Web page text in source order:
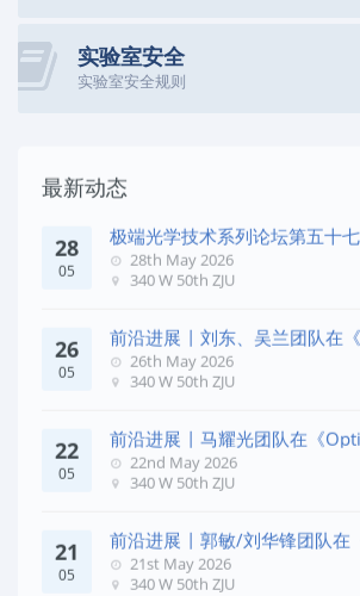
实验室安全
实验室安全规则
最新动态
28
05
极端光学技术系列论坛第五十
28th May 2026
340 W 50th ZJU
26
05
前沿进展 | 刘东、吴兰团队在
26th May 2026
340 W 50th ZJU
22
05
前沿进展 | 马耀光团队在《
几何相位
22nd May 2026
340 W 50th ZJU
21
05
前沿进展 | 郭敏/刘华锋团队在
Commun
21st May 2026
340 W 50th ZJU